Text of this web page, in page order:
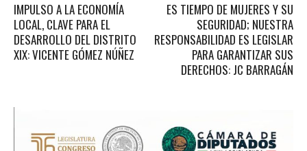
IMPULSO A LA ECONOMÍA
LOCAL, CLAVE PARA EL
DESARROLLO DEL DISTRITO
XIX: VICENTE GÓMEZ NÚÑEZ
ES TIEMPO DE MUJERES Y SU
SEGURIDAD; NUESTRA
RESPONSABILIDAD ES LEGISLAR
PARA GARANTIZAR SUS
DERECHOS: JC BARRAGÁN